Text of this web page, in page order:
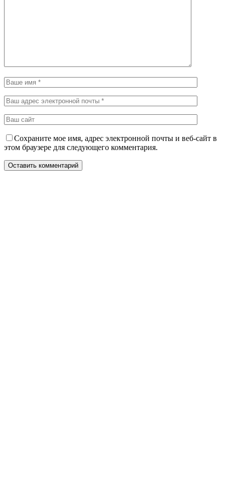
Сохраните мое имя, адрес электронной почты и веб-сайт в
этом браузере для следующего комментария.